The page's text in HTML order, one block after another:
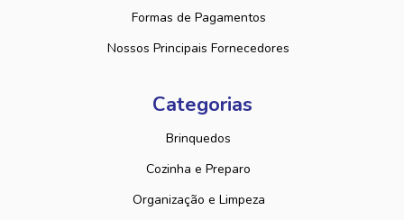
Formas de Pagamentos
Nossos Principais Fornecedores
Categorias
Brinquedos
Cozinha e Preparo
Organização e Limpeza